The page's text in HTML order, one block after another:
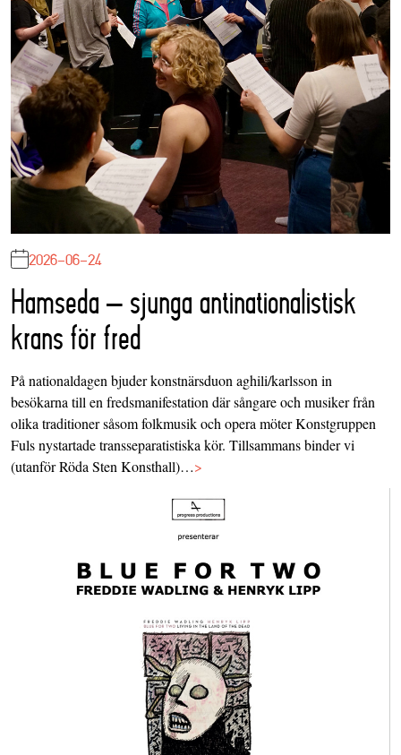
2026-06-24
Hamseda – sjunga antinationalistisk
krans för fred
På nationaldagen bjuder konstnärsduon aghili/karlsson in
besökarna till en fredsmanifestation där sångare och musiker från
olika traditioner såsom folkmusik och opera möter Konstgruppen
Fuls nystartade transseparatistiska kör. Tillsammans binder vi
(utanför Röda Sten Konsthall)…>